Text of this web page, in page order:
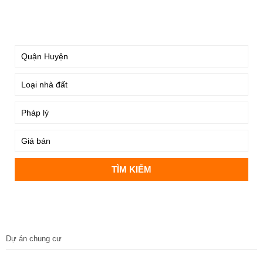
Dự án chung cư